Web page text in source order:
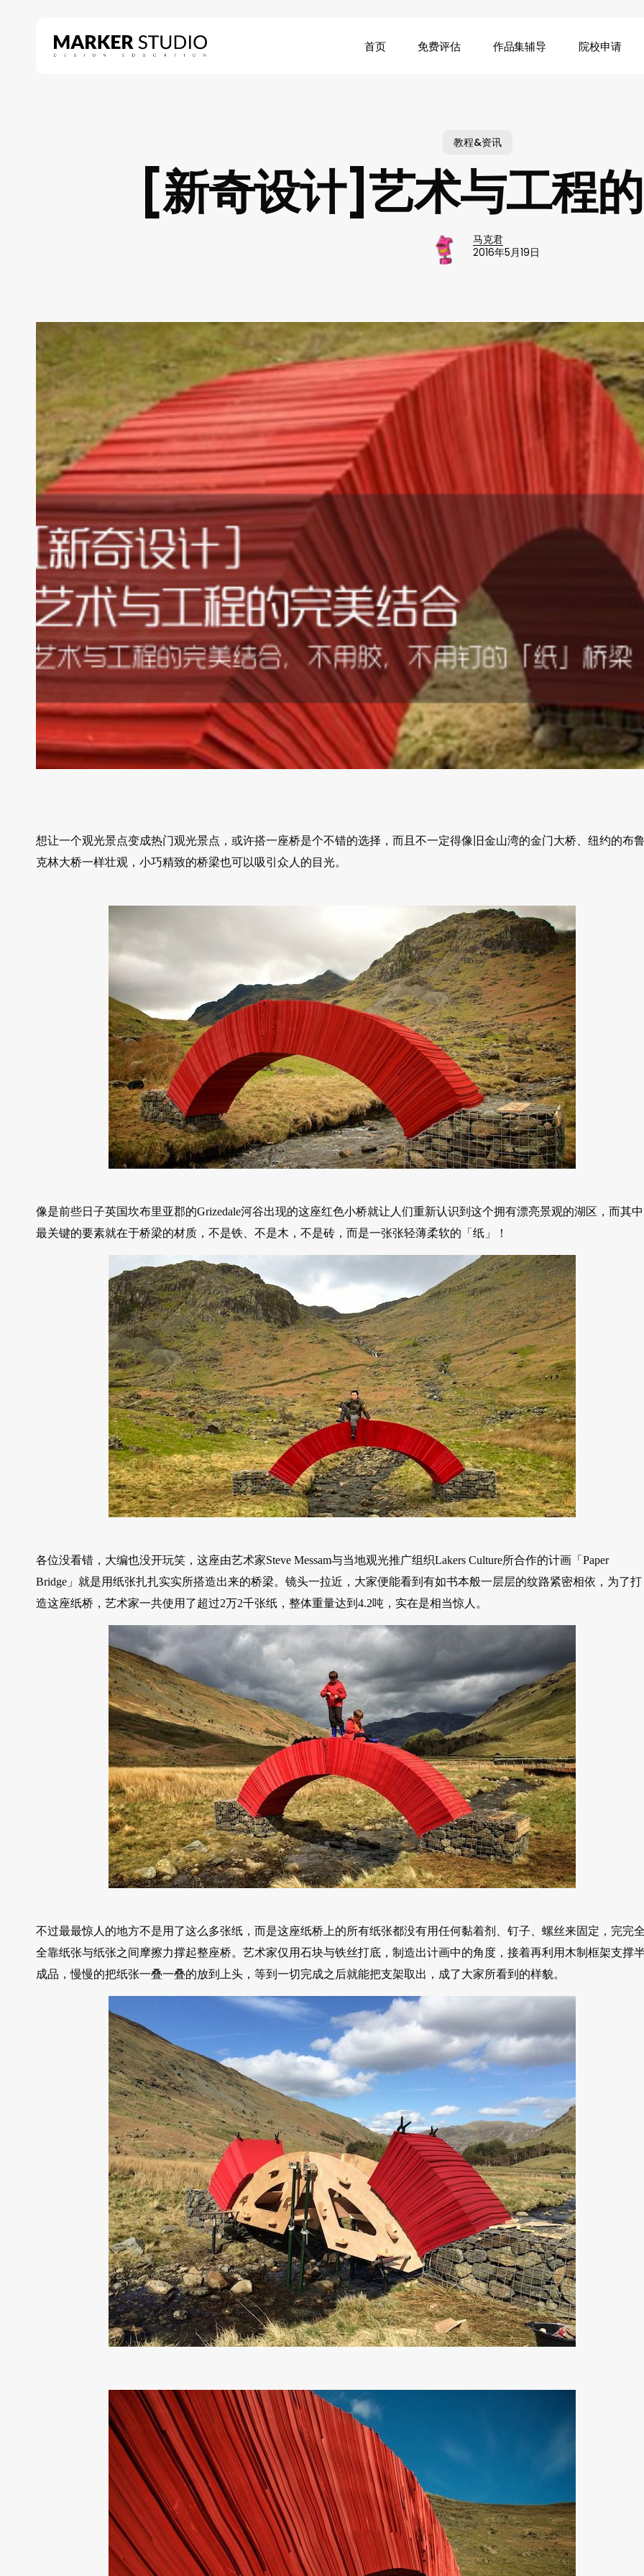
首页 免费评估 作品集辅导 院校申请
教程&资讯
[新奇设计]艺术与工程
马克君
2016年5月19日
想让一个观光景点变成热门观光景点，或许搭一座桥是个不错的选择，而且不一定得像旧金山湾的金门大桥、纽约的布
克林大桥一样壮观，小巧精致的桥梁也可以吸引众人的目光。
像是前些日子英国坎布里亚郡的Grizedale河谷出现的这座红色小桥就让人们重新认识到这个拥有漂亮景观的湖区，而其中
最关键的要素就在于桥梁的材质，不是铁、不是木，不是砖，而是一张张轻薄柔软的「纸」！
各位没看错，大编也没开玩笑，这座由艺术家Steve Messam与当地观光推广组织Lakers Culture所合作的计画「Paper
Bridge」就是用纸张扎扎实实所搭造出来的桥梁。镜头一拉近，大家便能看到有如书本般一层层的纹路紧密相依，为了打
造这座纸桥，艺术家一共使用了超过2万2千张纸，整体重量达到4.2吨，实在是相当惊人。
不过最最惊人的地方不是用了这么多张纸，而是这座纸桥上的所有纸张都没有用任何黏着剂、钉子、螺丝来固定，完完
全靠纸张与纸张之间摩擦力撑起整座桥。艺术家仅用石块与铁丝打底，制造出计画中的角度，接着再利用木制框架支撑
成品，慢慢的把纸张一叠一叠的放到上头，等到一切完成之后就能把支架取出，成了大家所看到的样貌。